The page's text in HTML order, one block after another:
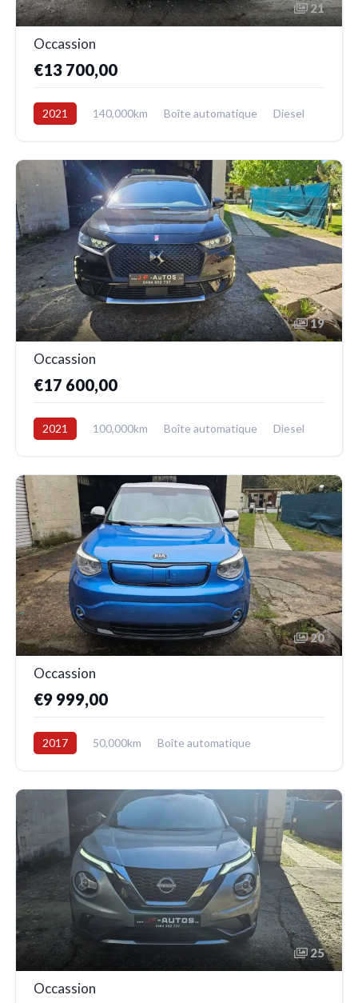
21
Occassion
€13 700,00
2021 140,000km Boîte automatique
Diesel
19
Occassion
€17 600,00
2021 100,000km Boîte automatique
Diesel
20
Occassion
€9 999,00
2017 50,000km
Boîte automatique
25
Occassion